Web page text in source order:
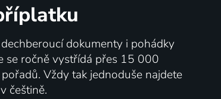
dokumenty i pohádky
se ročně vystřídá přes 15 000
Vždy tak jednoduše najdete
češtině.